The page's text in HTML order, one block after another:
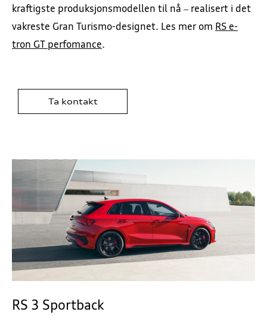
kraftigste produksjonsmodellen til nå – realisert i det
vakreste Gran Turismo-designet. Les mer om RS e-
tron GT perfomance.
Ta kontakt
RS 3 Sportback